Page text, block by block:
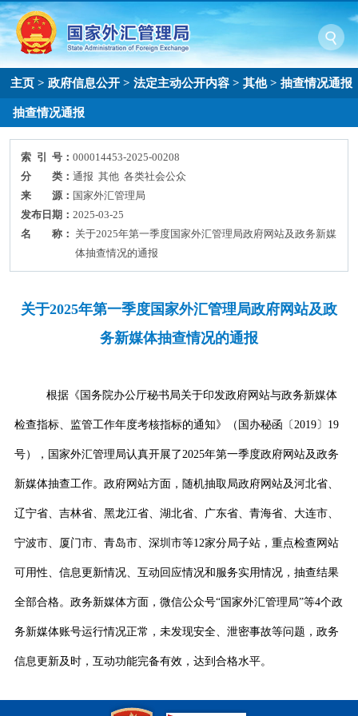
主页 >政府信息公开 >法定主动公开内容 >其他>抽查情况通报
抽查情况通报
索 引 号：000014453-2025-00208
分 类：通报 其他 各类社会公众
来 源： 国家外汇管理局
发布日期：2025-03-25
名 称： 关于2025年第一季度国家外汇管理局政府网站及政务新媒
体抽查情况的通报
关于2025年第一季度国家外汇管理局政府网站及政
务新媒体抽查情况的通报
根据《国务院办公厅秘书局关于印发政府网站与政务新媒体
检查指标、监管工作年度考核指标的通知》（国办秘函 〔2019〕19
号），国家外汇管理局认真开展了 2025年第一季度政府网站及政务
新媒体抽查工作。政府网站方面，随机抽取局政府网站及河北省、
辽宁省、吉林省、黑龙江省、湖北省、广东省、青海省、大连市、
宁波市、厦门市、青岛市、深圳市等12家分局子站，重点检查网站
可用性、信息更新情况、互动回应情况和服务实用情况，抽查结果
全部合格。政务新媒体方面，微信公众号“国家外汇管理局”等4个政
务新媒体账号运行情况正常，未发现安全、泄密事故等问题，政务
信息更新及时，互动功能完备有效，达到合格水平。